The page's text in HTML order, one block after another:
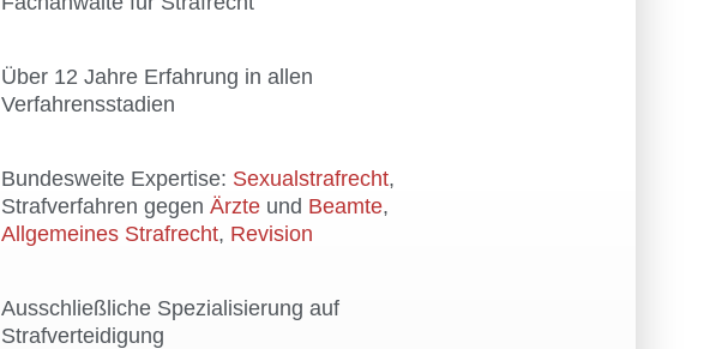
Über 12 Jahre Erfahrung in allen
Verfahrensstadien
Bundesweite Expertise: Sexualstrafrecht,
Strafverfahren gegenÄrzte und Beamte,
Allgemeines Strafrecht, Revision
Ausschließliche Spezialisierung auf
Strafverteidigung